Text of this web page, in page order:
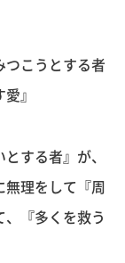
つこうとする者
』
する者』が、
理をして『周
『多くを救う